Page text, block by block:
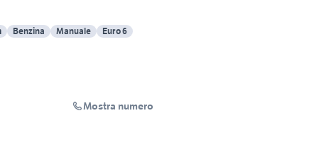
Benzina Manuale Euro 6
Mostra numero